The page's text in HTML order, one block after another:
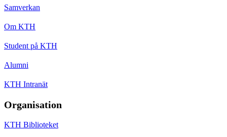
Samverkan
Om KTH
Student på KTH
Alumni
KTH Intranät
Organisation
KTH Biblioteket